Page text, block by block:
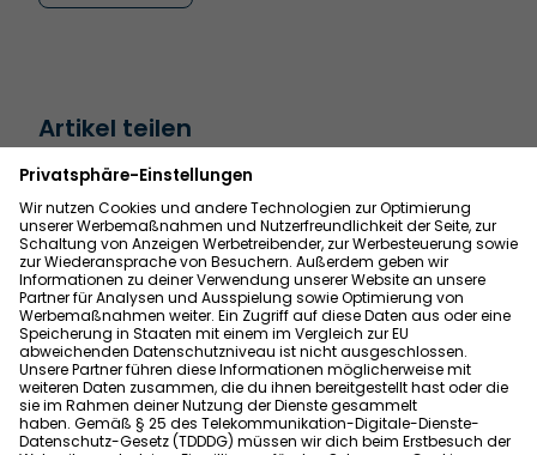
Artikel teilen